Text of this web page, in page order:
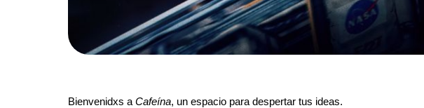
Bienvenidxs a Cafeína, un espacio para despertar tus ideas.